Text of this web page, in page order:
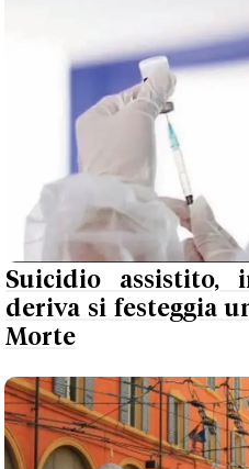
Suicidio assistito,
deriva si festeggia
Morte